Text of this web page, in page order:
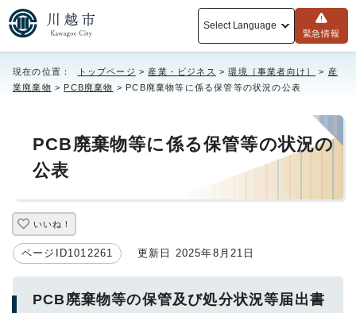
Select Language
緊急情報
現在の位置： トップページ > 産業・ビジネス >環境［事業者向け］ > 産
業廃棄物 > PCB廃棄物 > PCB廃棄物等に係る保管等の状況の公表
PCB廃棄物等に係る保管等の状況の
公表
いいね！
ページID1012261 更新日 2025年8月21日
PCB廃棄物等の保管及び処分状況等届出書